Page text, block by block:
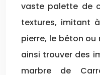
vaste palette de
textures, imitant
pierre, le béton ou
ainsi trouver des
marbre de